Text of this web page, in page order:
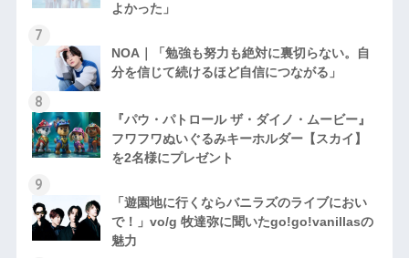
よかった」
NOA｜「勉強も努力も絶対に裏切らない。自
分を信じて続けるほど自信につながる」
『パウ・パトロール ザ・ダイノ・ムービー』
フワフワぬいぐるみキーホルダー【スカイ】
を2名様にプレゼント
「遊園地に行くならバニラズのライブにおい
で！」vo/g 牧達弥に聞いたgo!go!vanillasの
魅力